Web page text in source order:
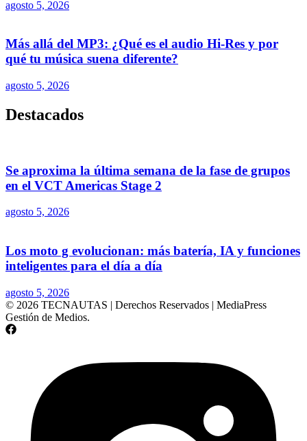
agosto 5, 2026
Más allá del MP3: ¿Qué es el audio Hi-Res y por
qué tu música suena diferente?
agosto 5, 2026
Destacados
Se aproxima la última semana de la fase de grupos
en el VCT Americas Stage 2
agosto 5, 2026
Los moto g evolucionan: más batería, IA y funciones
inteligentes para el día a día
agosto 5, 2026
© 2026 TECNAUTAS | Derechos Reservados | MediaPress
Gestión de Medios.